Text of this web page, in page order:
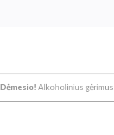
Dėmesio! Alkoholinius